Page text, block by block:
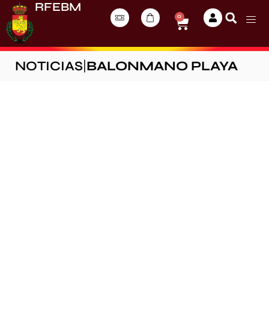
RFEBM
0
NOTICIAS BALONMANO PLAYA